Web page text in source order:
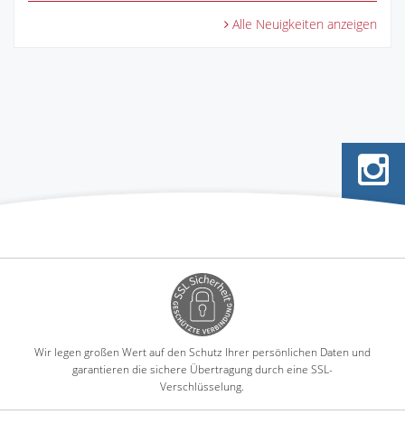
Alle Neuigkeiten anzeigen
Wir legen großen Wert auf den Schutz Ihrer persönlichen Daten und
garantieren die sichere Übertragung durch eine SSL-
Verschlüsselung.